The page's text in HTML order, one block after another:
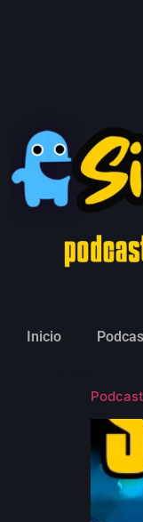
Inicio